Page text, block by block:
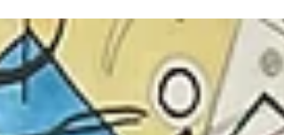
stante, difficile da comprendere senza...